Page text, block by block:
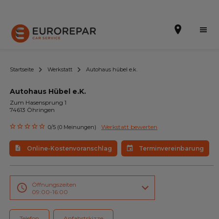
Terminvereinbarung
Online-Kostenvoranschlag
Die Marke
Leistungen
Angebote
Startseite Werkstatt Autohaus hübel e.k.
Autohaus Hübel e.K.
Zum Hasensprung 1
74613 Öhringen
0/5 (0 Meinungen) Werkstatt bewerten
Online-Kostenvoranschlag Terminvereinbarung
Öffnungszeiten
09:00-16:00